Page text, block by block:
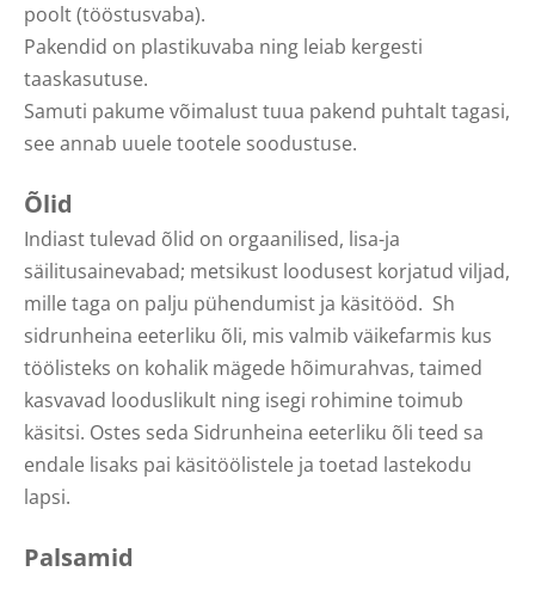
poolt (tööstusvaba).
Pakendid on plastikuvaba ning leiab kergesti
taaskasutuse.
Samuti pakume võimalust tuua pakend puhtalt tagasi,
see annab uuele tootele soodustuse.
Õlid
Indiast tulevad õlid on orgaanilised, lisa-ja
säilitusainevabad; metsikust loodusest korjatud viljad,
mille taga on palju pühendumist ja käsitööd. Sh
sidrunheina eeterliku õli, mis valmib väikefarmis kus
töölisteks on kohalik mägede hõimurahvas, taimed
kasvavad looduslikult ning isegi rohimine toimub
käsitsi. Ostes seda Sidrunheina eeterliku õli teed sa
endale lisaks pai käsitöölistele ja toetad lastekodu
lapsi.
Palsamid